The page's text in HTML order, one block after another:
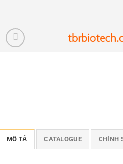
MÔ TẢ CATALOGUE CHÍNH